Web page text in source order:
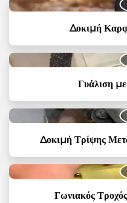
Δοκιμή
Γυάλιση
Δοκιμή Τρίψης
Γωνιακός